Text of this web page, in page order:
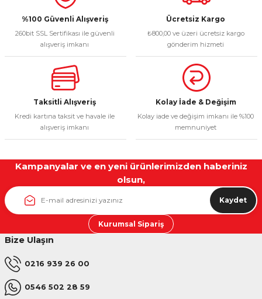
Ürün fiyatı diğer sitelerden daha pahalı.
Bu ürüne benzer farklı alternatifler olmalı.
%100 Güvenli Alışveriş
260bit SSL Sertifikası ile güvenli
alışveriş imkanı
Ücretsiz Kargo
₺800,00 ve üzeri ücretsiz kargo
gönderim hizmeti
Taksitli Alışveriş
Kredi kartına taksit ve havale ile
alışveriş imkanı
Kolay İade & Değişim
Kolay iade ve değişim imkanı ile %100
memnuniyet
Kampanyalar ve en yeni ürünlerimizden haberiniz
olsun,
Kaydet
Kurumsal Sipariş
Bize Ulaşın
0216 939 26 00
0546 502 28 59